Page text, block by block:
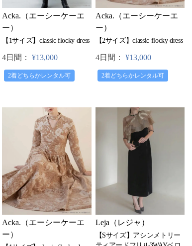
Acka.（エーシーケーエ
ー）
【1サイズ】classic flocky dress
4日間： ¥13,000
2着どちらかレンタル可
Acka.（エーシーケーエ
ー）
【2サイズ】classic flocky dress
4日間： ¥13,000
2着どちらかレンタル可
Acka.（エーシーケーエ
ー）
Leja（レジャ）
【Sサイズ】アシンメトリー